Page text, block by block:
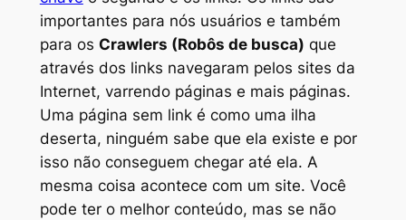
importantes para nós usuários e também
para os Crawlers (Robôs de busca) que
através dos links navegaram pelos sites da
Internet, varrendo páginas e mais páginas.
Uma página sem link é como uma ilha
deserta, ninguém sabe que ela existe e por
isso não conseguem chegar até ela. A
mesma coisa acontece com um site. Você
pode ter o melhor conteúdo, mas se não